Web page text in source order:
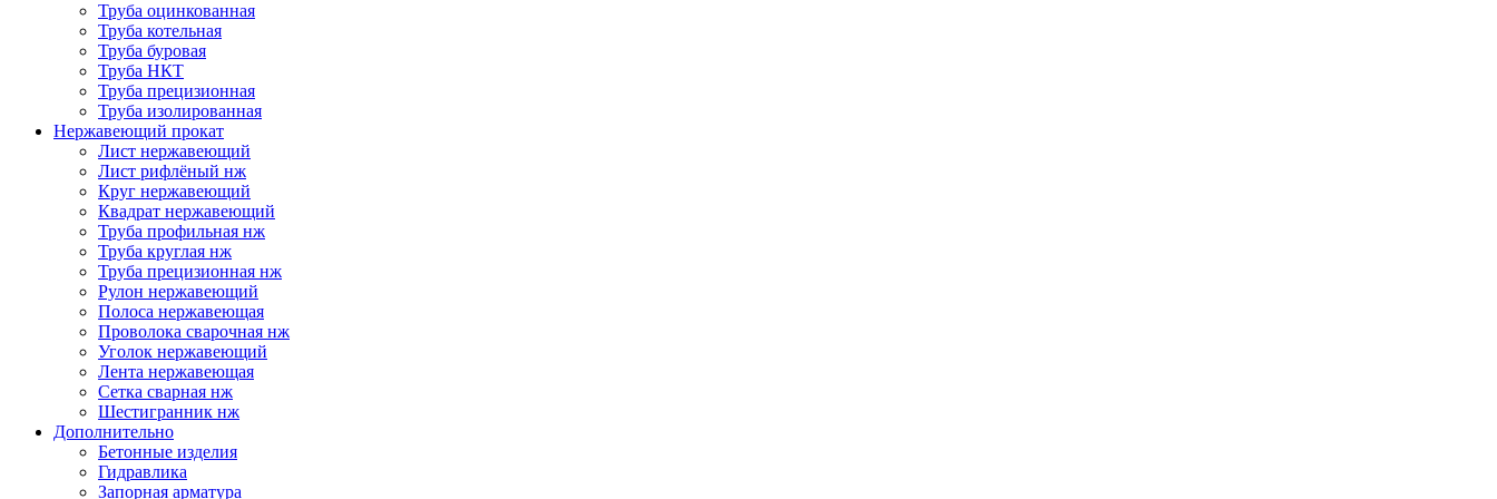
Труба оцинкованная
Труба котельная
Труба буровая
Труба НКТ
Труба прецизионная
Труба изолированная
Нержавеющий прокат
Лист нержавеющий
Лист рифлёный нж
Круг нержавеющий
Квадрат нержавеющий
Труба профильная нж
Труба круглая нж
Труба прецизионная нж
Рулон нержавеющий
Полоса нержавеющая
Проволока сварочная нж
Уголок нержавеющий
Лента нержавеющая
Сетка сварная нж
Шестигранник нж
Дополнительно
Бетонные изделия
Гидравлика
Запорная арматура